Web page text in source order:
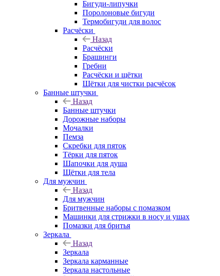
Бигуди-липучки
Поролоновые бигуди
Термобигуди для волос
Расчёски
Назад
Расчёски
Брашинги
Гребни
Расчёски и щётки
Щётки для чистки расчёсок
Банные штучки
Назад
Банные штучки
Дорожные наборы
Мочалки
Пемза
Скребки для пяток
Тёрки для пяток
Шапочки для душа
Щётки для тела
Для мужчин
Назад
Для мужчин
Бритвенные наборы с помазком
Машинки для стрижки в носу и ушах
Помазки для бритья
Зеркала
Назад
Зеркала
Зеркала карманные
Зеркала настольные